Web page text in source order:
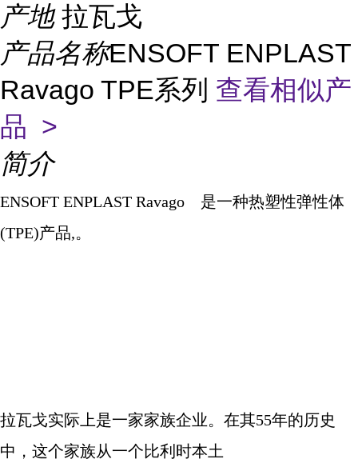
产地 拉瓦戈
产品名称ENSOFT ENPLAST
Ravago TPE系列 查看相似产
品 >
简介
ENSOFT ENPLAST Ravago
是一种热塑性弹性体
(TPE)产品,。
拉瓦戈实际上是一家家族企业。在其55年的历史
中，这个家族从一个比利时本土